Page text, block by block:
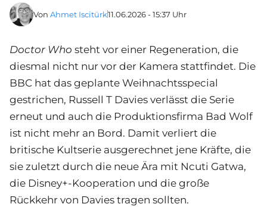
Von Ahmet Iscitürk11.06.2026 - 15:37 Uhr
Doctor Who steht vor einer Regeneration, die
diesmal nicht nur vor der Kamera stattfindet. Die
BBC hat das geplante Weihnachtsspecial
gestrichen, Russell T Davies verlässt die Serie
erneut und auch die Produktionsfirma Bad Wolf
ist nicht mehr an Bord. Damit verliert die
britische Kultserie ausgerechnet jene Kräfte, die
sie zuletzt durch die neue Ära mit Ncuti Gatwa,
die Disney+-Kooperation und die große
Rückkehr von Davies tragen sollten.